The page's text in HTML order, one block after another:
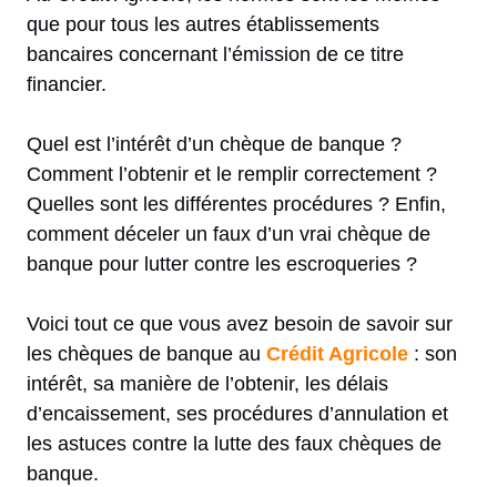
que pour tous les autres établissements
bancaires concernant l’émission de ce titre
financier.
Quel est l’intérêt d’un chèque de banque ?
Comment l’obtenir et le remplir correctement ?
Quelles sont les différentes procédures ? Enfin,
comment déceler un faux d’un vrai chèque de
banque pour lutter contre les escroqueries ?
Voici tout ce que vous avez besoin de savoir sur
les chèques de banque au Crédit Agricole : son
intérêt, sa manière de l’obtenir, les délais
d’encaissement, ses procédures d’annulation et
les astuces contre la lutte des faux chèques de
banque.